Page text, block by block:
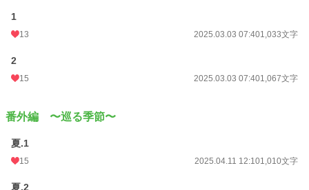
1
13 2025.03.03 07:401,033文字
2
15 2025.03.03 07:401,067文字
番外編 〜巡る季節〜
夏.1
15 2025.04.11 12:101,010文字
夏.2